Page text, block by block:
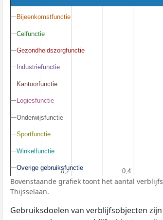
0,2
0,2 0,4
0,4
Bijeenkomstfunctie
Bijeenkomstfunctie
Celfunctie
Celfunctie
Gezondheidszorgfunctie
Gezondheidszorgfunctie
Industriefunctie
Industriefunctie
Kantoorfunctie
Kantoorfunctie
Logiesfunctie
Logiesfunctie
Onderwijsfunctie
Onderwijsfunctie
Sportfunctie
Sportfunctie
Winkelfunctie
Winkelfunctie
Overige gebruiksfunctie
Overige gebruiksfunctie
Bovenstaande grafiek toont het aantal
Thijsselaan.
Gebruiksdoelen van verblijfsobjecten